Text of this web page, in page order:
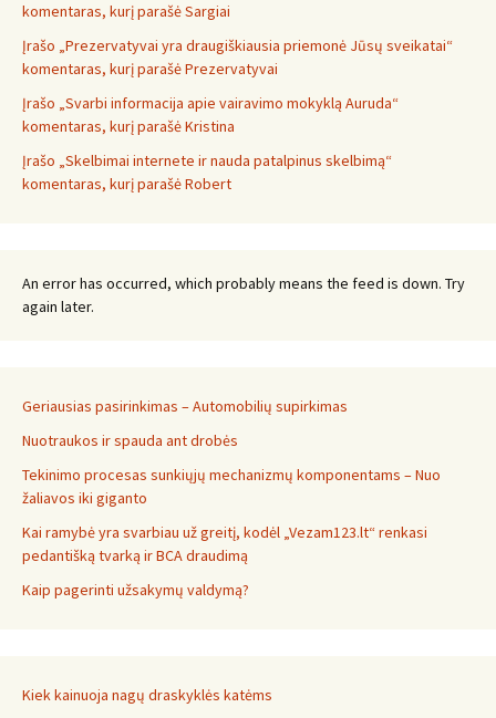
komentaras, kurį parašė Sargiai
Įrašo „Prezervatyvai yra draugiškiausia priemonė Jūsų sveikatai“
komentaras, kurį parašė Prezervatyvai
Įrašo „Svarbi informacija apie vairavimo mokyklą Auruda“
komentaras, kurį parašė Kristina
Įrašo „Skelbimai internete ir nauda patalpinus skelbimą“
komentaras, kurį parašė Robert
An error has occurred, which probably means the feed is down. Try
again later.
Geriausias pasirinkimas – Automobilių supirkimas
Nuotraukos ir spauda ant drobės
Tekinimo procesas sunkiųjų mechanizmų komponentams – Nuo
žaliavos iki giganto
Kai ramybė yra svarbiau už greitį, kodėl „Vezam123.lt“ renkasi
pedantišką tvarką ir BCA draudimą
Kaip pagerinti užsakymų valdymą?
Kiek kainuoja nagų draskyklės katėms